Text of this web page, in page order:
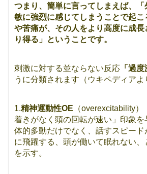
つまり、簡単に言ってしまえば、「
敏に強烈に感じてしまうことで起
や苦痛が、その人をより高度に成
り得る」ということです。
刺激に対する並ならない反応「過度
うに分類されます（ウキペディアよ
1.精神運動性OE （overexcitability
着きがなく頭の回転が速い」印象
体的多動だけでなく、話すスピー
に飛躍する、頭が働いて眠れない
を示す。